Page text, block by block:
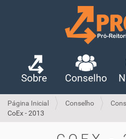
Página Inicial Conselho
CoEx - 2013